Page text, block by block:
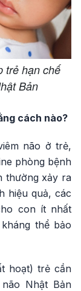
trẻ hạn chế
Bản
cách nào?
não ở trẻ,
phòng bệnh
thường xảy ra
hiệu quả, các
con ít nhất
thể bảo
hoạt) trẻ cần
Nhật Bản